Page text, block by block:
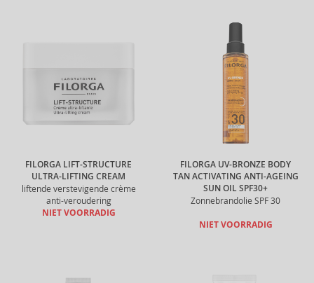
FILORGA LIFT-STRUCTURE
ULTRA-LIFTING CREAM
liftende verstevigende crème
anti-veroudering
NIET VOORRADIG
FILORGA UV-BRONZE BODY
TAN ACTIVATING ANTI-AGEING
SUN OIL SPF30+
Zonnebrandolie SPF 30
NIET VOORRADIG